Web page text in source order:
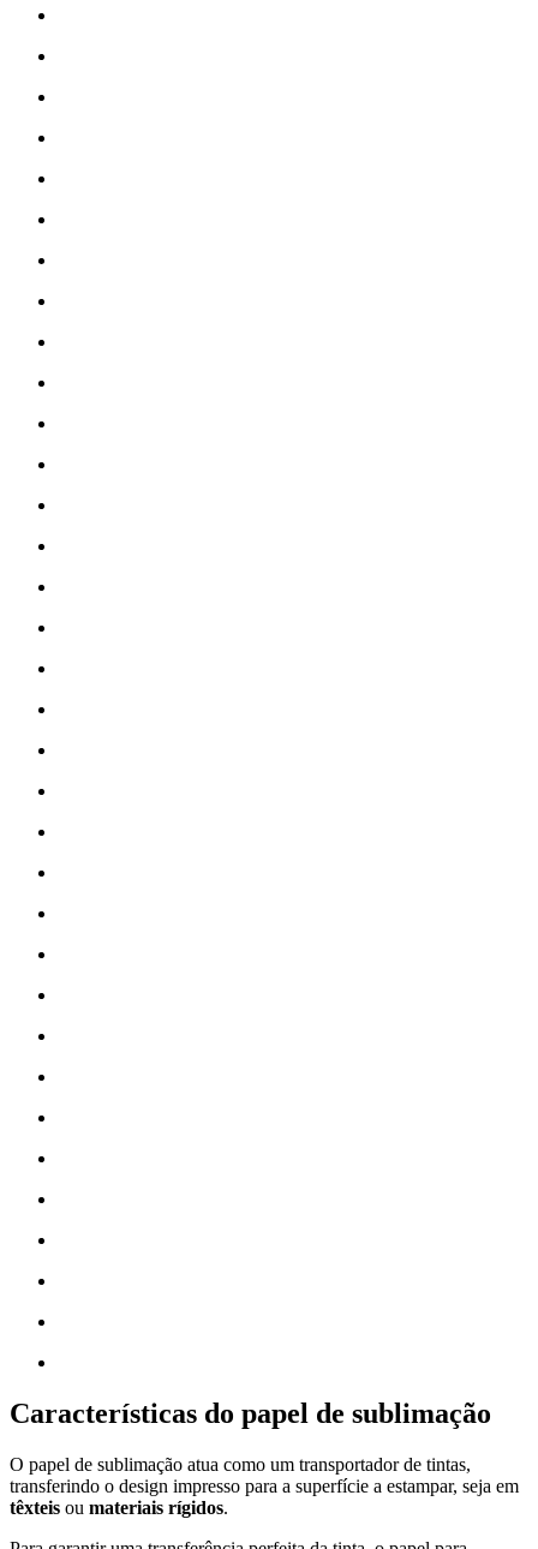
Características do papel de sublimação
O papel de sublimação atua como um transportador de tintas,
transferindo o design impresso para a superfície a estampar, seja em
têxteis ou materiais rígidos.